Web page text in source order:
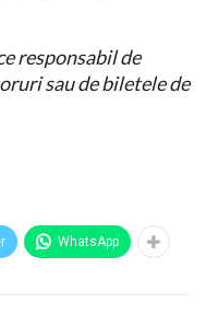
responsabil de
sau de biletele de
WhatsApp